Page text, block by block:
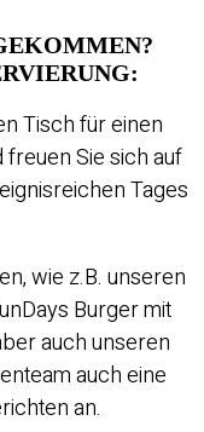
Tisch für einen
Sie sich auf
Tages
wie z.B. unseren
Burger mit
auch unseren
auch eine
an.